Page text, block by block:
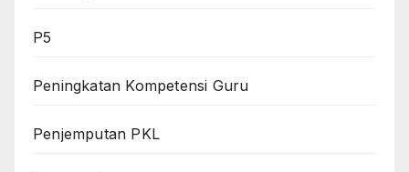
P5
Peningkatan Kompetensi Guru
Penjemputan PKL